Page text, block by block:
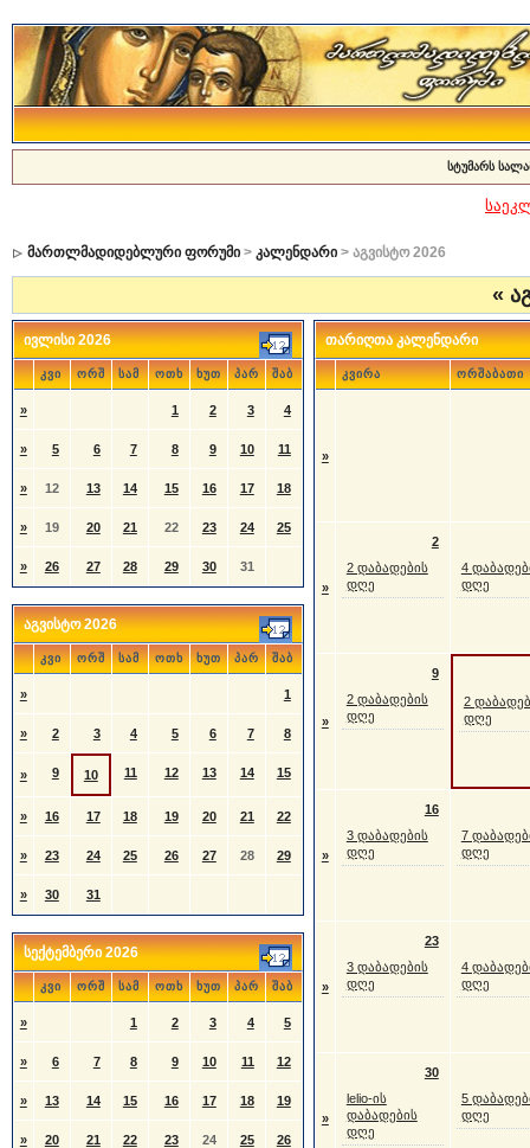
სტუმარს
მართლმადიდებლური ფორუმი> კალენდარი> აგვისტო 2026
«
ივლისი 2026
კვი ორშ სამ ოთხ ხუთ პარ შაბ
» 1 2 3 4
» 5 6 7 8 9 10 11
» 12 13 14 15 16 17 18
» 19 20 21 22 23 24 25
» 26 27 28 29 30 31
აგვისტო 2026
კვი ორშ სამ ოთხ ხუთ პარ შაბ
» 1
» 2 3 4 5 6 7 8
» 9 10 11 12 13 14 15
» 16 17 18 19 20 21 22
» 23 24 25 26 27 28 29
» 30 31
სექტემბერი 2026
კვი ორშ სამ ოთხ ხუთ პარ შაბ
» 1 2 3 4 5
» 6 7 8 9 10 11 12
» 13 14 15 16 17 18 19
» 20 21 22 23 24 25 26
თარიღთა კალენდარი
კვირა ორშაბათი
»
»
2
2 დაბადების
დღე
4
დღე
»
9
2 დაბადების
დღე
2
დღე
»
16
3 დაბადების
დღე
7
დღე
»
23
3 დაბადების
დღე
4
დღე
»
30
lelio-ის
დაბადების
დღე
5
დღე